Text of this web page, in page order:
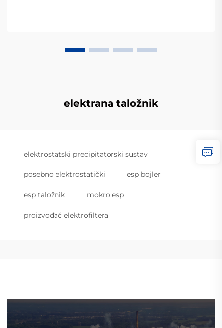
elektrana taložnik
elektrostatski precipitatorski sustav
posebno elektrostatički esp bojler
esp taložnik mokro esp
proizvođač elektrofiltera